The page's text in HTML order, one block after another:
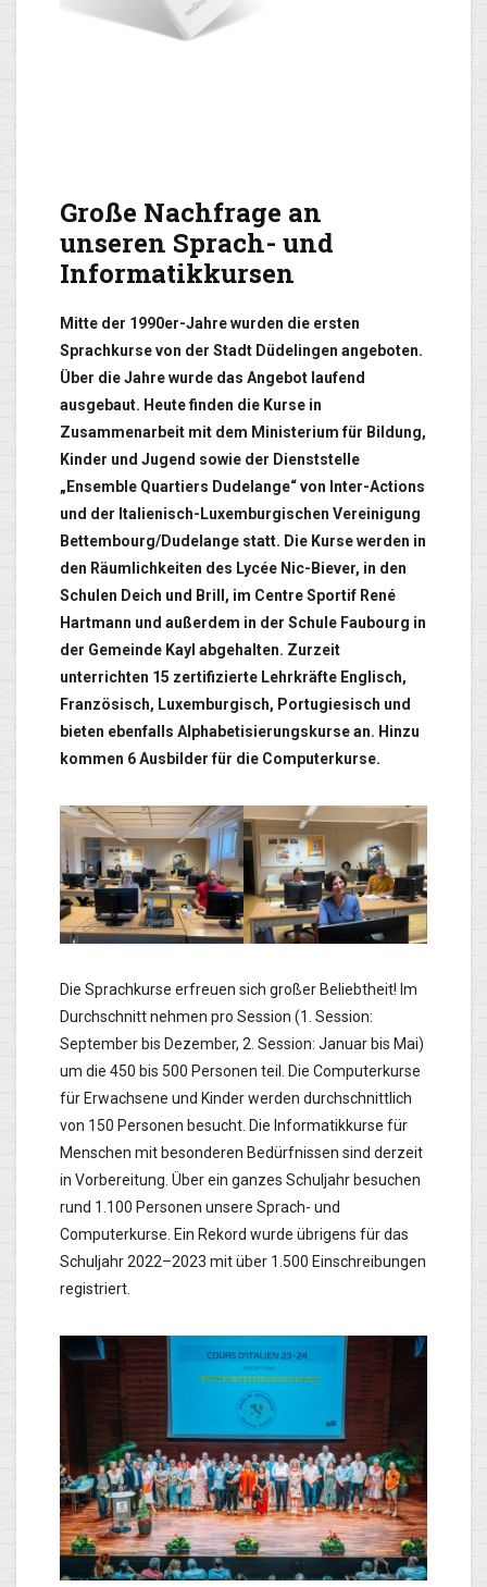
Große Nachfrage an
unseren Sprach- und
Informatikkursen
Mitte der 1990er-Jahre wurden die ersten
Sprachkurse von der Stadt Düdelingen angeboten.
Über die Jahre wurde das Angebot laufend
ausgebaut. Heute finden die Kurse in
Zusammenarbeit mit dem Ministerium für Bildung,
Kinder und Jugend sowie der Dienststelle
„Ensemble Quartiers Dudelange“ von Inter-Actions
und der Italienisch-Luxemburgischen Vereinigung
Bettembourg/Dudelange statt. Die Kurse werden in
den Räumlichkeiten des Lycée Nic-Biever, in den
Schulen Deich und Brill, im Centre Sportif René
Hartmann und außerdem in der Schule Faubourg in
der Gemeinde Kayl abgehalten. Zurzeit
unterrichten 15 zertifizierte Lehrkräfte Englisch,
Französisch, Luxemburgisch, Portugiesisch und
bieten ebenfalls Alphabetisierungskurse an. Hinzu
kommen 6 Ausbilder für die Computerkurse.
Die Sprachkurse erfreuen sich großer Beliebtheit! Im
Durchschnitt nehmen pro Session (1. Session:
September bis Dezember, 2. Session: Januar bis Mai)
um die 450 bis 500 Personen teil. Die Computerkurse
für Erwachsene und Kinder werden durchschnittlich
von 150 Personen besucht. Die Informatikkurse für
Menschen mit besonderen Bedürfnissen sind derzeit
in Vorbereitung. Über ein ganzes Schuljahr besuchen
rund 1.100 Personen unsere Sprach- und
Computerkurse. Ein Rekord wurde übrigens für das
Schuljahr 2022–2023 mit über 1.500 Einschreibungen
registriert.